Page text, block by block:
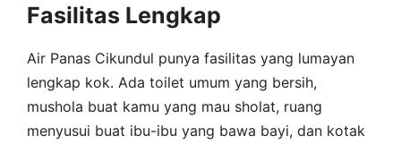
Fasilitas Lengkap
Air Panas Cikundul punya fasilitas yang lumayan
lengkap kok. Ada toilet umum yang bersih,
mushola buat kamu yang mau sholat, ruang
menyusui buat ibu-ibu yang bawa bayi, dan kotak